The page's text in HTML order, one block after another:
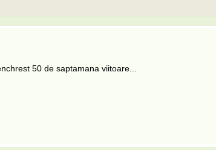
50 de saptamana viitoare...